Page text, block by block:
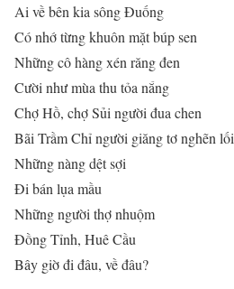
Ai về bên kia sông Đuống
Có nhớ từng khuôn mặt búp sen
Những cô hàng xén răng đen
Cười như mùa thu tỏa nắng
Chợ Hồ, chợ Sủi người đua chen
Bãi Trầm Chỉ người giăng tơ nghẽn lối
Những nàng dệt sợi
Đi bán lụa mầu
Những người thợ nhuộm
Đồng Tỉnh, Huê Cầu
Bây giờ đi đâu, về đâu?